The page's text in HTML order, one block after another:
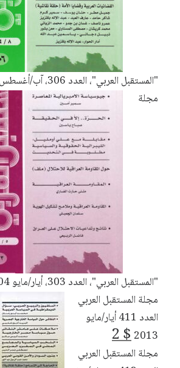
"المستقبل العربي"، العدد 306، آب/أغسطس 2004
مجلة
"المستقبل العربي"، العدد 303، أيار/مايو 2004
مجلة المستقبل العربي
العدد 411 أيار/مايو
2013
2$
مجلة المستقبل العربي